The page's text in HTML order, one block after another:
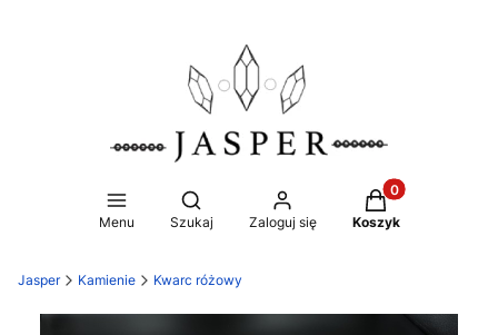
Menu
Otwórz wyszukiwarkę
Szukaj Zaloguj się
Produkty w
Koszyk
Jasper Kamienie Kwarc różowy